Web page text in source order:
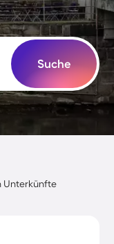
Suche
Unterkünfte